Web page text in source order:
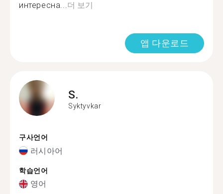
интересна...더 보기
앱 다운로드
S.
Syktyvkar
구사언어
러시아어
학습언어
영어